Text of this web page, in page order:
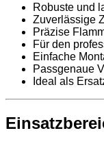
Robuste und
Zuverlässige
Präzise
Für den
Einfache
Passgenaue
Ideal als